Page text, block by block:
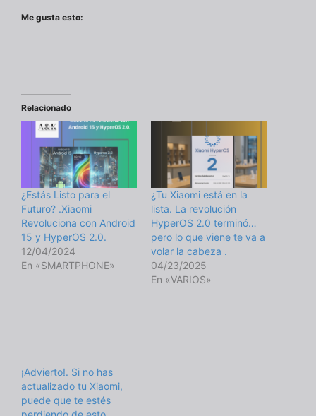
Me gusta esto:
Relacionado
¿Estás Listo para el
Futuro? .Xiaomi
Revoluciona con Android
15 y HyperOS 2.0.
12/04/2024
En «SMARTPHONE»
¿Tu Xiaomi está en la
lista. La revolución
HyperOS 2.0 terminó…
pero lo que viene te va a
volar la cabeza .
04/23/2025
En «VARIOS»
¡Advierto!. Si no has
actualizado tu Xiaomi,
puede que te estés